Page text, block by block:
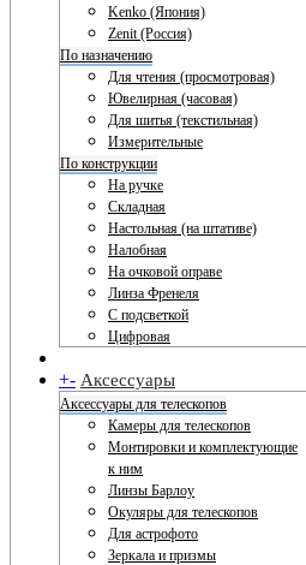
Kenko (Япония)
Zenit (Россия)
По назначению
Для чтения (просмотровая)
Ювелирная (часовая)
Для шитья (текстильная)
Измерительные
По конструкции
На ручке
Складная
Настольная (на штативе)
Налобная
На очковой оправе
Линза Френеля
С подсветкой
Цифровая
+- Аксессуары
Аксессуары для телескопов
Камеры для телескопов
Монтировки и комплектующие
к ним
Линзы Барлоу
Окуляры для телескопов
Для астрофото
Зеркала и призмы